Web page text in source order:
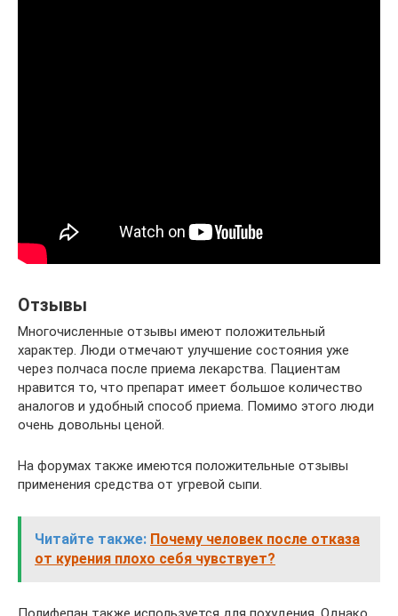
Отзывы
Многочисленные отзывы имеют положительный
характер. Люди отмечают улучшение состояния уже
через полчаса после приема лекарства. Пациентам
нравится то, что препарат имеет большое количество
аналогов и удобный способ приема. Помимо этого люди
очень довольны ценой.
На форумах также имеются положительные отзывы
применения средства от угревой сыпи.
Читайте также: Почему человек после отказа
от курения плохо себя чувствует?